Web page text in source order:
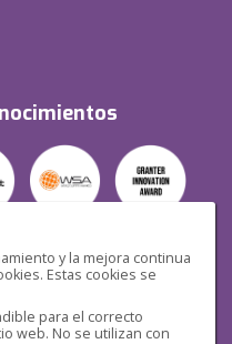
y la mejora continua
Estas cookies se
para el correcto
web. No se utilizan con